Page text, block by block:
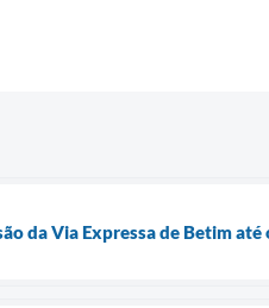
da Via Expressa de Betim